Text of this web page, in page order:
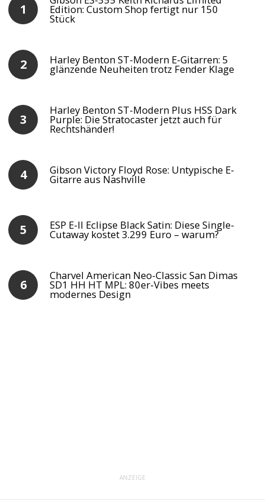
Edition: Custom Shop fertigt nur 150
Stück
Harley Benton ST-Modern E-Gitarren: 5
glänzende Neuheiten trotz Fender Klage
Harley Benton ST-Modern Plus HSS Dark
Purple: Die Stratocaster jetzt auch für
Rechtshänder!
Gibson Victory Floyd Rose: Untypische E-
Gitarre aus Nashville
ESP E-II Eclipse Black Satin: Diese Single-
Cutaway kostet 3.299 Euro – warum?
Charvel American Neo-Classic San Dimas
SD1 HH HT MPL: 80er-Vibes meets
modernes Design
ANZEIGE